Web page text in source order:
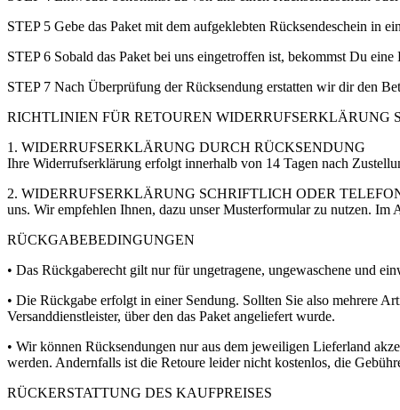
STEP 5 Gebe das Paket mit dem aufgeklebten Rücksendeschein in
STEP 6 Sobald das Paket bei uns eingetroffen ist, bekommst Du eine
STEP 7 Nach Überprüfung der Rücksendung erstatten wir dir den
RICHTLINIEN FÜR RETOUREN WIDERRUFSERKLÄRUNG
1. WIDERRUFSERKLÄRUNG DURCH RÜCKSENDUNG
Ihre Widerrufserklärung erfolgt innerhalb von 14 Tagen nach
2. WIDERRUFSERKLÄRUNG SCHRIFTLICH ODER
uns. Wir empfehlen Ihnen, dazu unser Musterformular zu nutzen. Im
RÜCKGABEBEDINGUNGEN
• Das Rückgaberecht gilt nur für ungetragene, ungewaschene und
• Die Rückgabe erfolgt in einer Sendung. Sollten Sie also mehrere
Versanddienstleister, über den das Paket angeliefert wurde.
• Wir können Rücksendungen nur aus dem jeweiligen Lieferland
werden. Andernfalls ist die Retoure leider nicht kostenlos, die
RÜCKERSTATTUNG DES KAUFPREISES